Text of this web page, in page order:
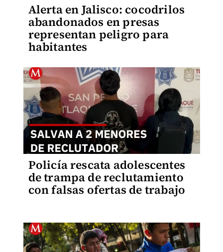
Alerta en Jalisco: cocodrilos
abandonados en presas
representan peligro para
habitantes
Policía rescata adolescentes
de trampa de reclutamiento
con falsas ofertas de trabajo